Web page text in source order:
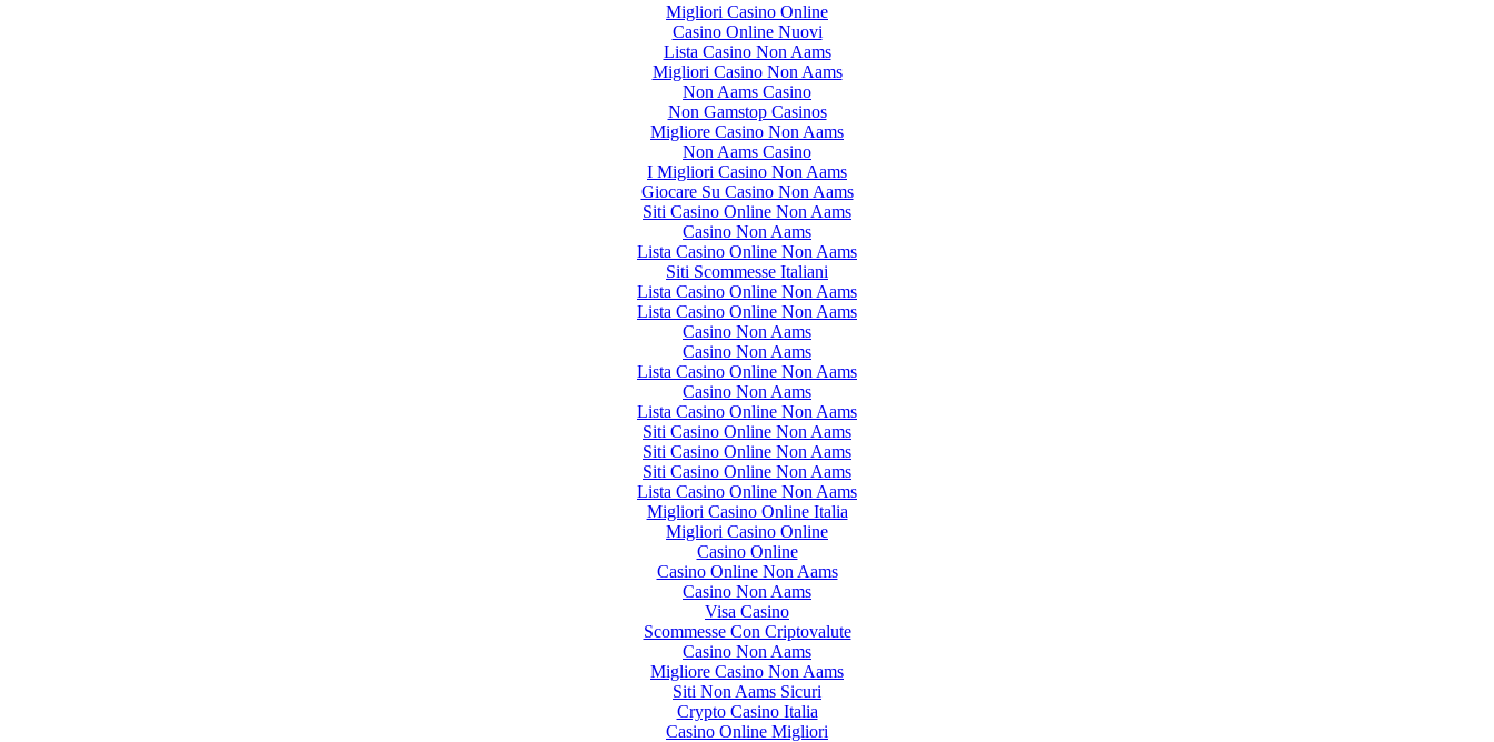
Migliori Casino Online
Casino Online Nuovi
Lista Casino Non Aams
Migliori Casino Non Aams
Non Aams Casino
Non Gamstop Casinos
Migliore Casino Non Aams
Non Aams Casino
I Migliori Casino Non Aams
Giocare Su Casino Non Aams
Siti Casino Online Non Aams
Casino Non Aams
Lista Casino Online Non Aams
Siti Scommesse Italiani
Lista Casino Online Non Aams
Lista Casino Online Non Aams
Casino Non Aams
Casino Non Aams
Lista Casino Online Non Aams
Casino Non Aams
Lista Casino Online Non Aams
Siti Casino Online Non Aams
Siti Casino Online Non Aams
Siti Casino Online Non Aams
Lista Casino Online Non Aams
Migliori Casino Online Italia
Migliori Casino Online
Casino Online
Casino Online Non Aams
Casino Non Aams
Visa Casino
Scommesse Con Criptovalute
Casino Non Aams
Migliore Casino Non Aams
Siti Non Aams Sicuri
Crypto Casino Italia
Casino Online Migliori